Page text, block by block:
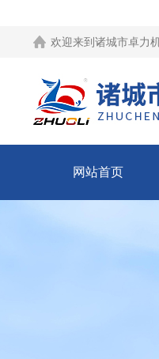
欢迎来到 诸城市卓力
网站首页